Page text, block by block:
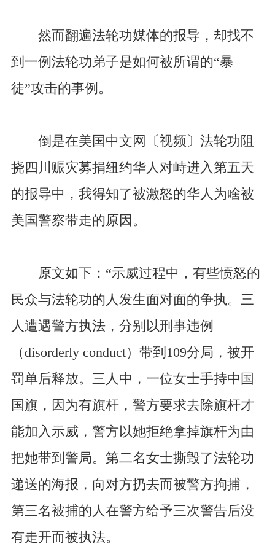
然而翻遍法轮功媒体的报导，却找不
到一例法轮功弟子是如何被所谓的“暴
徒”攻击的事例。
倒是在美国中文网〔视频〕法轮功阻
挠四川赈灾募捐纽约华人对峙进入第五天
的报导中，我得知了被激怒的华人为啥被
美国警察带走的原因。
原文如下：“示威过程中，有些愤怒的
民众与法轮功的人发生面对面的争执。三
人遭遇警方执法，分别以刑事违例
（disorderly conduct）带到109分局，被开
罚单后释放。三人中，一位女士手持中国
国旗，因为有旗杆，警方要求去除旗杆才
能加入示威，警方以她拒绝拿掉旗杆为由
把她带到警局。第二名女士撕毁了法轮功
递送的海报，向对方扔去而被警方拘捕，
第三名被捕的人在警方给予三次警告后没
有走开而被执法。